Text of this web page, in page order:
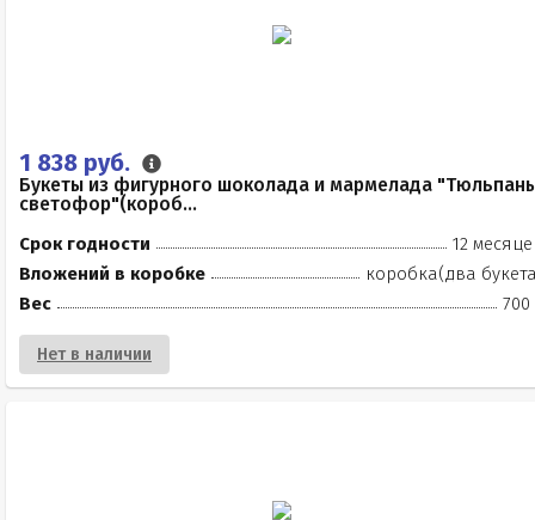
1 838 руб.
Букеты из фигурного шоколада и мармелада
светофор"(короб...
Срок годности
12
Вложений в коробке
коробка(два
Вес
700
Нет в наличии